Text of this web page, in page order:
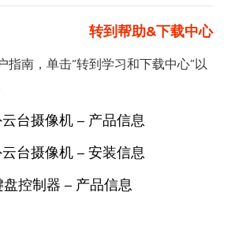
转到帮助&下载中心
指南，单击“转到学习和下载中心”以
台摄像机 – 产品信息
台摄像机 – 安装信息
盘控制器 – 产品信息